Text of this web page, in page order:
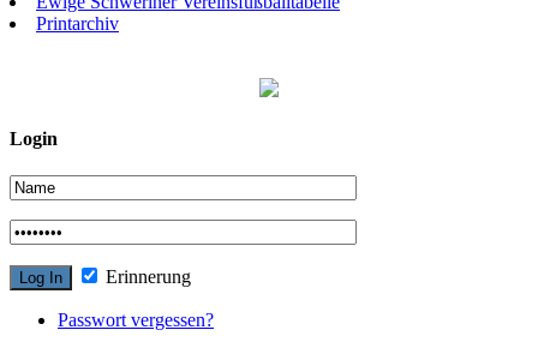
Printarchiv
Login
Erinnerung
Passwort vergessen?